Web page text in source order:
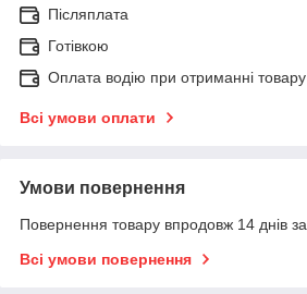
Післяплата
Готівкою
Оплата водію при отриманні товару
Всі умови оплати
Умови повернення
Повернення товару впродовж 14 днів
Всі умови повернення